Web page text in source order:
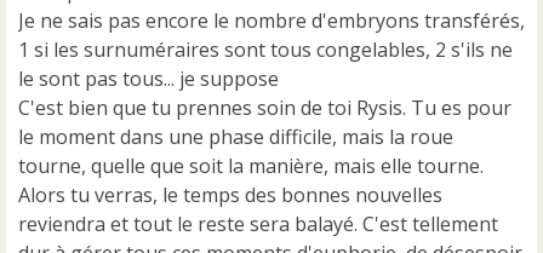
u
Je ne sais pas encore le nombre d'embryons transférés,
1 si les surnuméraires sont tous congelables, 2 s'ils ne
le sont pas tous... je suppose
C'est bien que tu prennes soin de toi Rysis. Tu es pour
le moment dans une phase difficile, mais la roue
tourne, quelle que soit la manière, mais elle tourne.
Alors tu verras, le temps des bonnes nouvelles
reviendra et tout le reste sera balayé. C'est tellement